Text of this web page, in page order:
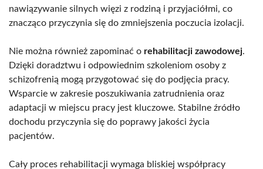
nawiązywanie silnych więzi z rodziną i przyjaciółmi, co
znacząco przyczynia się do zmniejszenia poczucia izolacji.
Nie można również zapominać o rehabilitacji zawodowej.
Dzięki doradztwu i odpowiednim szkoleniom osoby z
schizofrenią mogą przygotować się do podjęcia pracy.
Wsparcie w zakresie poszukiwania zatrudnienia oraz
adaptacji w miejscu pracy jest kluczowe. Stabilne źródło
dochodu przyczynia się do poprawy jakości życia
pacjentów.
Cały proces rehabilitacji wymaga bliskiej współpracy